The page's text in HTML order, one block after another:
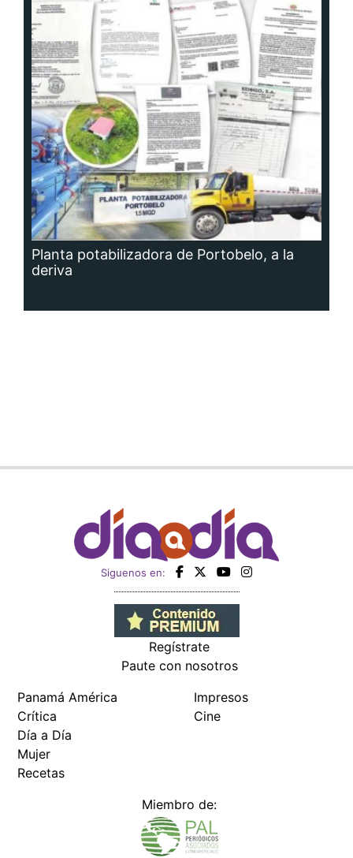
Planta potabilizadora de Portobelo, a la
deriva
Siguenos en:
Regístrate
Paute con nosotros
Panamá América
Crítica
Día a Día
Mujer
Recetas
Impresos
Cine
Miembro de: